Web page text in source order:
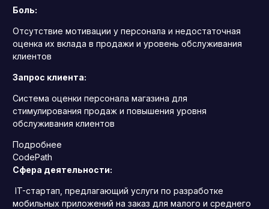
Боль:
Отсутствие мотивации у персонала и недостаточная
оценка их вклада в продажи и уровень обслуживания
клиентов
Запрос клиента:
Система оценки персонала магазина для
стимулирования продаж и повышения уровня
обслуживания клиентов
Подробнее
CodePath
Сфера деятельности:
IT-стартап, предлагающий услуги по разработке
мобильных приложений на заказ для малого и среднего